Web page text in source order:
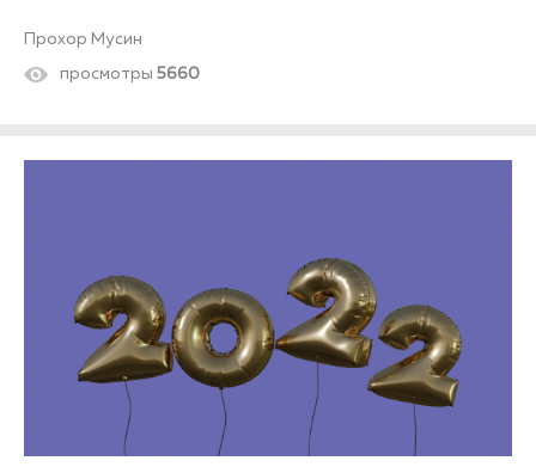
профильных магазинов ТК «Ланской».
Прохор Мусин
просмотры 5660